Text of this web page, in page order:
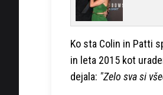
Ko sta Colin in Patti
in leta 2015 kot
dejala: "Zelo sva si